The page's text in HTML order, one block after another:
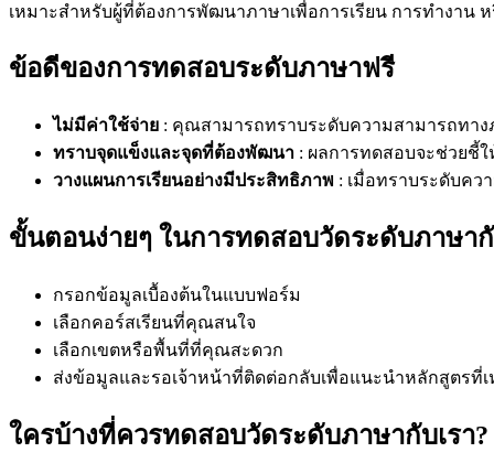
เหมาะสำหรับผู้ที่ต้องการพัฒนาภาษาเพื่อการเรียน การทำงาน
ข้อดีของการทดสอบระดับภาษาฟรี
ไม่มีค่าใช้จ่าย : คุณสามารถทราบระดับความสามารถทาง
ทราบจุดแข็งและจุดที่ต้องพัฒนา : ผลการทดสอบจะช่วยชี้
วางแผนการเรียนอย่างมีประสิทธิภาพ : เมื่อทราบระดับคว
ขั้นตอนง่ายๆ ในการทดสอบวัดระดับภาษากั
กรอกข้อมูลเบื้องต้นในแบบฟอร์ม
เลือกคอร์สเรียนที่คุณสนใจ
เลือกเขตหรือพื้นที่ที่คุณสะดวก
ส่งข้อมูลและรอเจ้าหน้าที่ติดต่อกลับเพื่อแนะนำหลักสูตรที่
ใครบ้างที่ควรทดสอบวัดระดับภาษากับเรา?